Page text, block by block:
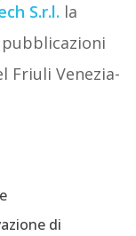
S.r.l. la
Friuli Venezia-
di